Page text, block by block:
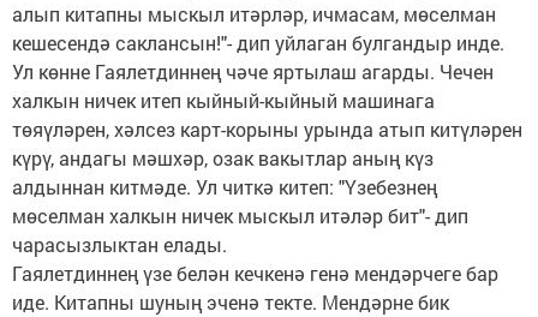
алып китапны мыскыл итәрләр, ичмасам, мөселман
кешесендә саклансын!"- дип уйлаган булгандыр инде.
Ул көнне Гаялетдиннең чәче яртылаш агарды. Чечен
халкын ничек итеп кыйный-кыйный машинага
төяүләрен, хәлсез карт-корыны урында атып китүләрен
күрү, андагы мәшхәр, озак вакытлар аның күз
алдыннан китмәде. Ул читкә китеп: "Үзебезнең
мөселман халкын ничек мыскыл итәләр бит"- дип
чарасызлыктан елады.
Гаялетдиннең үзе белән кечкенә генә мендәрчеге бар
иде. Китапны шуның эче­нә текте. Мендәрне бик